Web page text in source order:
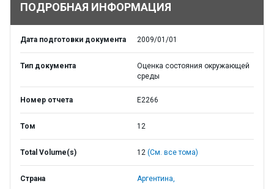
ПОДРОБНАЯ ИНФОРМАЦИЯ
Дата подготовки документа 2009/01/01
Тип документа
Оценка состояния окружающей
среды
Номер отчета E2266
Том 12
Total Volume(s) 12 (См. все тома)
Страна Аргентина,